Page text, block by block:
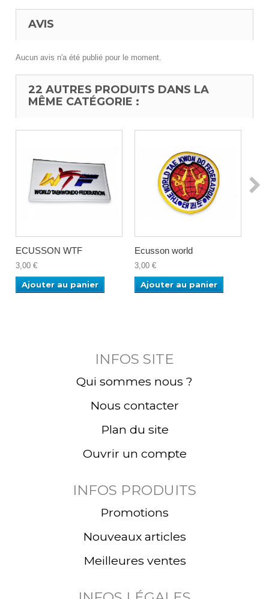
AVIS
Aucun avis n'a été publié pour le moment.
22 AUTRES PRODUITS DANS LA
MÊME CATÉGORIE :
ECUSSON WTF
3,00 €
Ajouter au panier
Ecusson world
3,00 €
Ajouter au panier
INFOS SITE
Qui sommes nous ?
Nous contacter
Plan du site
Ouvrir un compte
INFOS PRODUITS
Promotions
Nouveaux articles
Meilleures ventes